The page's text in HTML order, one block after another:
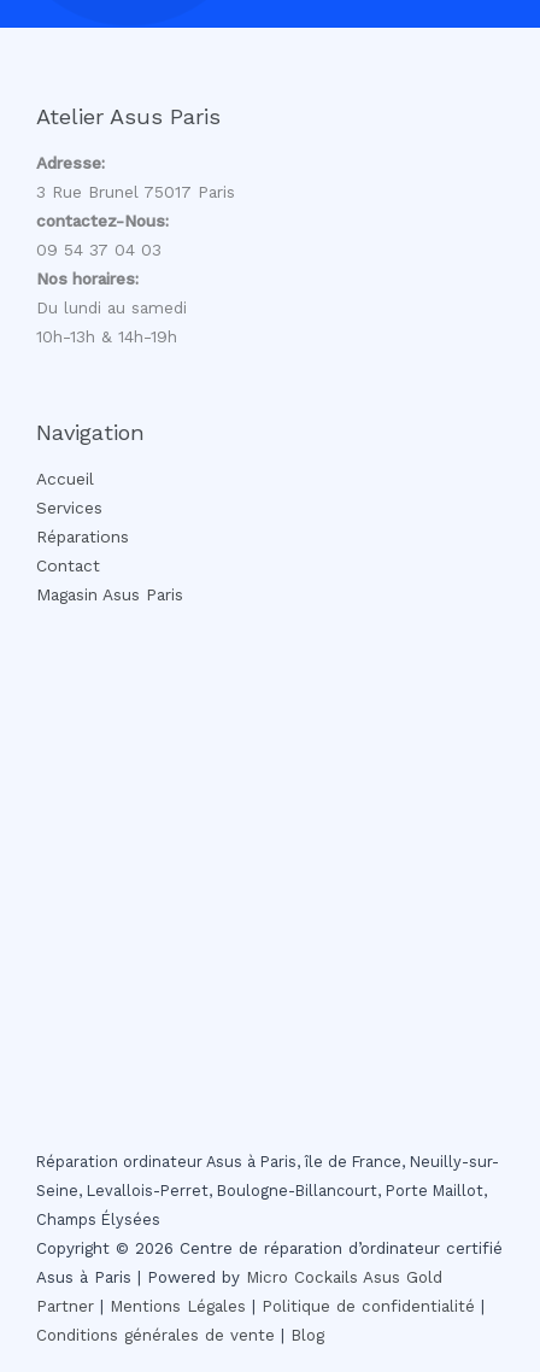
Atelier Asus Paris
Adresse:
3 Rue Brunel 75017 Paris
contactez-Nous:
09 54 37 04 03
Nos horaires:
Du lundi au samedi
10h-13h & 14h-19h
Navigation
Accueil
Services
Réparations
Contact
Magasin Asus Paris
Réparation ordinateur Asus à Paris, île de France, Neuilly-sur-
Seine, Levallois-Perret, Boulogne-Billancourt, Porte Maillot,
Champs Élysées
Copyright © 2026 Centre de réparation d’ordinateur certifié
Asus à Paris | Powered by Micro Cockails Asus Gold
Partner | Mentions Légales | Politique de confidentialité |
Conditions générales de vente | Blog